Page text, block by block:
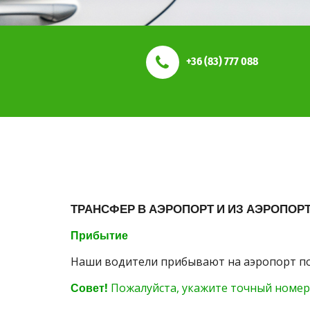
+36 (83) 777 088
ТРАНСФЕР В АЭРОПОРТ И ИЗ
Прибытие
Наши водители прибывают на аэропорт
Совет! Пожалуйста, укажите точный